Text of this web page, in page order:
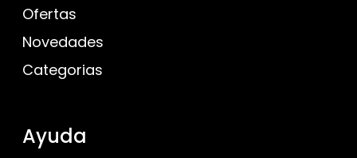
Ofertas
Novedades
Categorias
Ayuda